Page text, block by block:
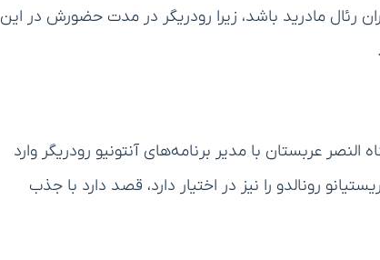
رئال مادرید باشد، زیرا رودریگر در مدت حضورش در این
عربستان با مدیر برنامه‌های آنتونیو رودریگر وارد
رونالدو را نیز در اختیار دارد، قصد دارد با جذب